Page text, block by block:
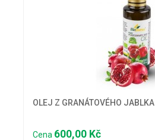
OLEJ Z GRANÁTOVÉHO
Cena 600,00 Kč